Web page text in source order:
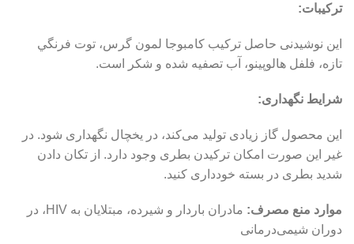
ترکیبات:
این نوشیدنی حاصل ترکیب کامبوجا لمون گرس، توت فرنگي
تازه، فلفل هالوپينو، آب تصفیه شده و شکر است.
شرایط نگهداری:
این محصول گاز زیادی تولید می‌کند، در یخچال نگهداری شود. در
غیر این صورت امکان ترکیدن بطری وجود دارد. از تکان دادن
شدید بطری در بسته خودداری کنید.
موارد منع مصرف:
مادران باردار و شیرده، مبتلایان به HIV، در
دوران شیمی‌درمانی